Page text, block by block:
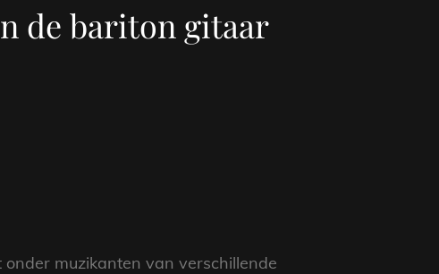
de bariton gitaar
muzikanten van verschillende